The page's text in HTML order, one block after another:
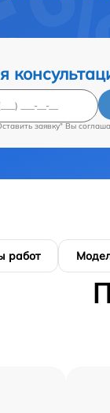
заявку" Вы
работ